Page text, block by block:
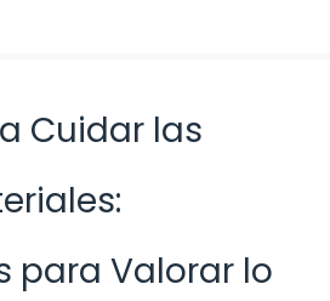
Cuidar las
para Valorar lo